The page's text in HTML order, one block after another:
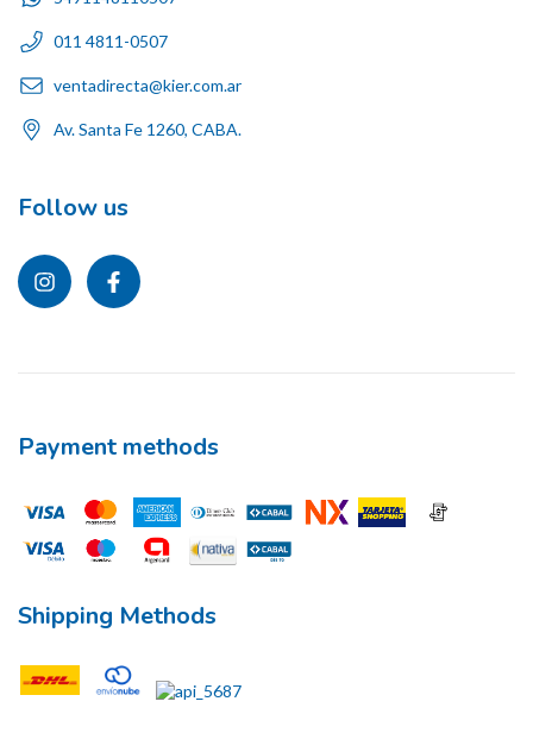
011 4811-0507
ventadirecta@kier.com.ar
Av. Santa Fe 1260, CABA.
Follow us
Payment methods
Shipping Methods